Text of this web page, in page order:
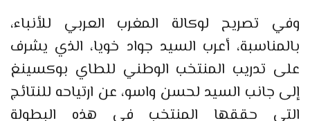
وفي تصريح لوكالة المغرب العربي للأنباء،
بالمناسبة، أعرب السيد جواد خويا، الذي يشرف
على تدريب المنتخب الوطني للطاي بوكسينغ
إلى جانب السيد لحسن واسو، عن ارتياحه للنتائج
التي حققها المنتخب في هذه البطولة